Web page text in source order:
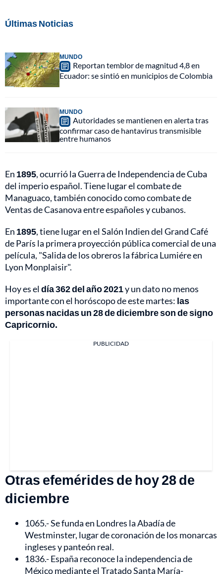
Últimas Noticias
MUNDO
Reportan temblor de magnitud 4,8 en
Ecuador: se sintió en municipios de Colombia
MUNDO
Autoridades se mantienen en alerta tras
confirmar caso de hantavirus transmisible
entre humanos
En 1895, ocurrió la Guerra de Independencia de Cuba
del imperio español. Tiene lugar el combate de
Managuaco, también conocido como combate de
Ventas de Casanova entre españoles y cubanos.
En 1895, tiene lugar en el Salón Indien del Grand Café
de París la primera proyección pública comercial de una
película, "Salida de los obreros la fábrica Lumiére en
Lyon Monplaisir".
Hoy es eldía 362 del año 2021y un dato no menos
importante con el horóscopo de este martes: las
personas nacidas un 28 de diciembre son de signo
Capricornio.
PUBLICIDAD
Otras efemérides de hoy 28 de
diciembre
1065.- Se funda en Londres la Abadía de
Westminster, lugar de coronación de los monarcas
ingleses y panteón real.
1836.- España reconoce la independencia de
México mediante el Tratado Santa María-